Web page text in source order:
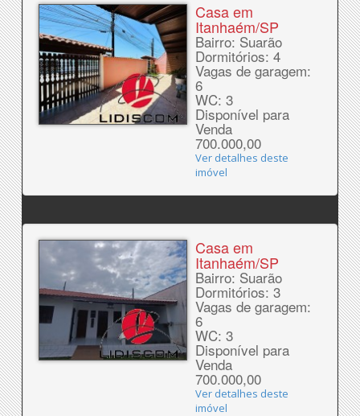
Casa em
Itanhaém/SP
Bairro: Suarão
Dormitórios: 4
Vagas de garagem:
6
WC: 3
Disponível para
Venda
700.000,00
Ver detalhes deste
imóvel
Casa em
Itanhaém/SP
Bairro: Suarão
Dormitórios: 3
Vagas de garagem:
6
WC: 3
Disponível para
Venda
700.000,00
Ver detalhes deste
imóvel